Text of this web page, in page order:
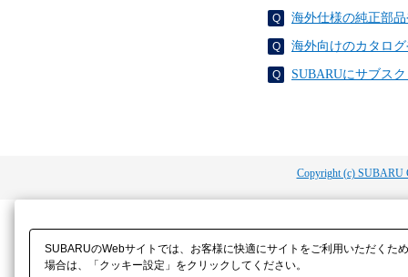
海外仕様の純正部
海外向けのカタロ
SUBARUにサブス
Copyright (c) SUBARU
SUBARUのWebサイトでは、お客様に快適にサイトをご利用いただく
場合は、「クッキー設定」をクリックしてください。​